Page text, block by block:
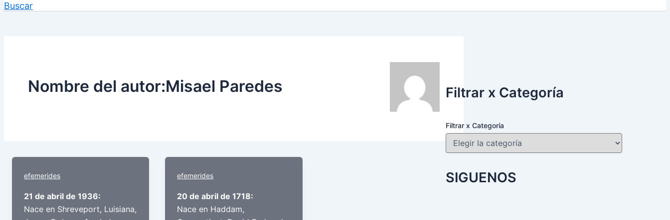
Buscar
Nombre del autor:Misael Paredes
efemerides
21 de abril de 1936:
Nace en Shreveport, Luisiana,
efemerides
20 de abril de 1718:
Nace en Haddam,
Filtrar x Categoría
Filtrar x Categoría
SIGUENOS